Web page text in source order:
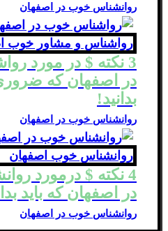
روانشناس خوب در اصفهان
3 نکته $ در مورد
در اصفهان که
بدانید!
روانشناس خوب در اصفهان
4 نکته $ درمورد
در اصفهان که باید
روانشناس خوب در اصفهان